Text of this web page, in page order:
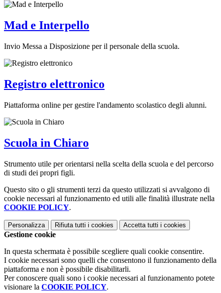
Mad e Interpello
Invio Messa a Disposizione per il personale della scuola.
Registro elettronico
Piattaforma online per gestire l'andamento scolastico degli alunni.
Scuola in Chiaro
Strumento utile per orientarsi nella scelta della scuola e del percorso
di studi dei propri figli.
Questo sito o gli strumenti terzi da questo utilizzati si avvalgono di
cookie necessari al funzionamento ed utili alle finalità illustrate nella
COOKIE POLICY.
Personalizza Rifiuta tutti i cookies Accetta tutti i cookies
Gestione cookie
In questa schermata è possibile scegliere quali cookie consentire.
I cookie necessari sono quelli che consentono il funzionamento della
piattaforma e non è possibile disabilitarli.
Per conoscere quali sono i cookie necessari al funzionamento potete
visionare la COOKIE POLICY.